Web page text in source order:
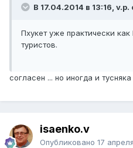
В 17.04.2014 в 13:16, v.p.
Пхукет уже практически
туристов.
согласен ... но иногда и тусняка
isaenko.v
Опубликовано 17